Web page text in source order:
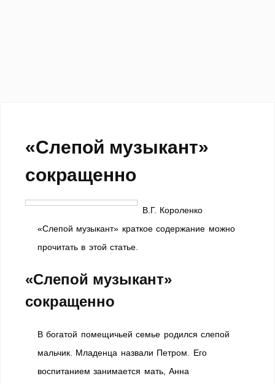
«Слепой музыкант»
сокращенно
В.Г. Короленко
«Слепой музыкант» краткое содержание можно
прочитать в этой статье.
«Слепой музыкант»
сокращенно
В богатой помещичьей семье родился слепой
мальчик. Младенца назвали Петром. Его
воспитанием занимается мать, Анна